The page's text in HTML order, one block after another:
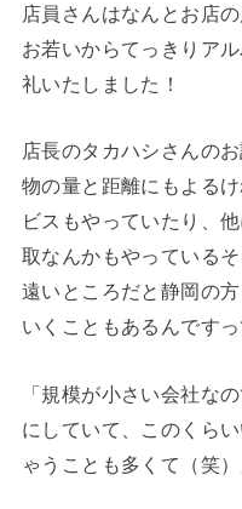
店員さんはなんとお店
お若いからてっきりア
礼いたしました！
店長のタカハシさんの
物の量と距離にもよる
ビスもやっていたり、
取なんかもやっているそ
遠いところだと静岡の
いくこともあるんですっ
「規模が小さい会社な
にしていて、このくら
ゃうことも多くて（笑）